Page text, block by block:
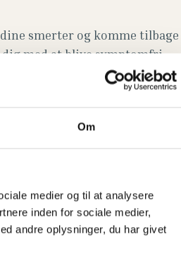
Om
medier og til at analysere
inden for sociale medier,
andre oplysninger, du har givet
smerter og komme tilbage
med at blive symptomfri,
fremover oplever en krop der
knæ, så kan vi hjælpe dig
drejer sig om et problem, som
teknikker til at afhjælpe